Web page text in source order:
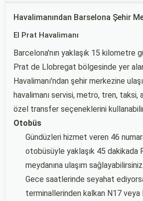
Havalimanından Barselona Şehir
El Prat Havalimanı
Barcelona'nın yaklaşık 15 kilometre
Prat de Llobregat bölgesinde yer
Havalimanı'ndan şehir merkezine
havalimanı servisi, metro, tren, taksi,
özel transfer seçeneklerini
Otobüs
Gündüzleri hizmet veren 46
otobüsüyle yaklaşık 45 dakikada
meydanına ulaşım sağlayabilirsiniz.
Gece saatlerinde seyahat
terminallerinden kalkan N17 veya